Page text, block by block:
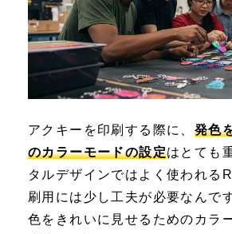
アクキーを印刷する際に、 発色
のカラーモードの設定はとても
タルデザインではよく使われる
刷用には少し工夫が必要なんで
色をきれいに見せるためのカラ